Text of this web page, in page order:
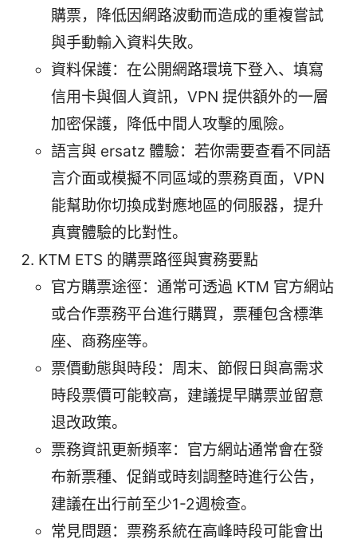
購票，降低因網路波動而造成的重複嘗試
與手動輸入資料失敗。
資料保護：在公開網路環境下登入、填寫
信用卡與個人資訊，VPN 提供額外的一層
加密保護，降低中間人攻擊的風險。
語言與 ersatz 體驗：若你需要查看不同語
言介面或模擬不同區域的票務頁面，VPN
能幫助你切換成對應地區的伺服器，提升
真實體驗的比對性。
KTM ETS 的購票路徑與實務要點
官方購票途徑：通常可透過 KTM 官方網站
或合作票務平台進行購買，票種包含標準
座、商務座等。
票價動態與時段：周末、節假日與高需求
時段票價可能較高，建議提早購票並留意
退改政策。
票務資訊更新頻率：官方網站通常會在發
布新票種、促銷或時刻調整時進行公告，
建議在出行前至少1-2週檢查。
常見問題：票務系統在高峰時段可能會出